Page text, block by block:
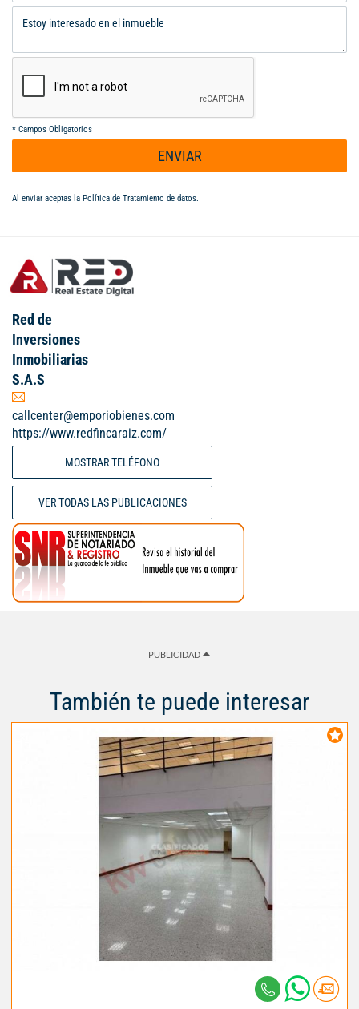
* Campos Obligatorios
ENVIAR
Al enviar aceptas la Política de Tratamiento de datos.
Red de
Inversiones
Inmobiliarias
S.A.S
callcenter@emporiobienes.com
https://www.redfincaraiz.com/
MOSTRAR TELÉFONO
VER TODAS LAS PUBLICACIONES
PUBLICIDAD
También te puede interesar